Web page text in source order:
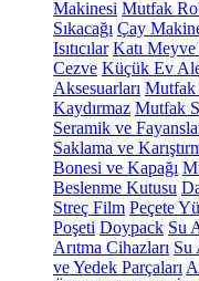
Makinesi Mutfak
Sıkacağı Çay
Isıtıcılar Katı Meyve
Cezve Küçük Ev
Aksesuarları Mutfak
Kaydırmaz Mutfak
Seramik ve
Saklama ve
Bonesi ve Kapağı
Beslenme Kutusu
Streç Film Peçete
Poşeti Doypack Su
Arıtma Cihazları Su
ve Yedek Parçaları